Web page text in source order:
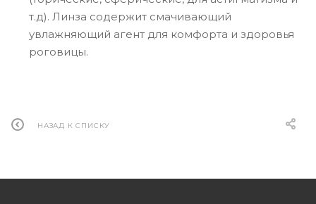
т.д). Линза содержит смачивающий
увлажняющий агент для комфорта и здоровья
роговицы.
НАЗАД К СПИСКУ